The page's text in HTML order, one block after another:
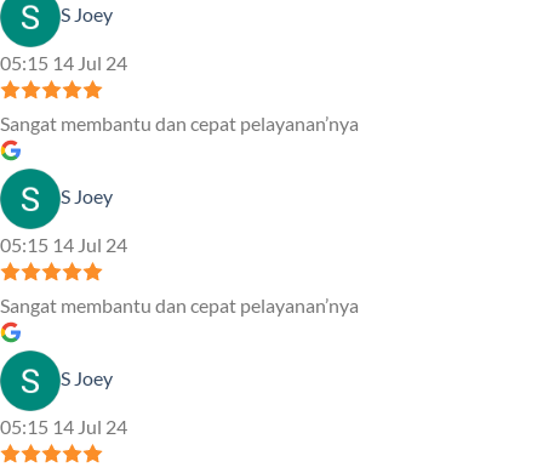
S Joey
05:15 14 Jul 24
Sangat membantu dan cepat pelayanan’nya
S Joey
05:15 14 Jul 24
Sangat membantu dan cepat pelayanan’nya
S Joey
05:15 14 Jul 24